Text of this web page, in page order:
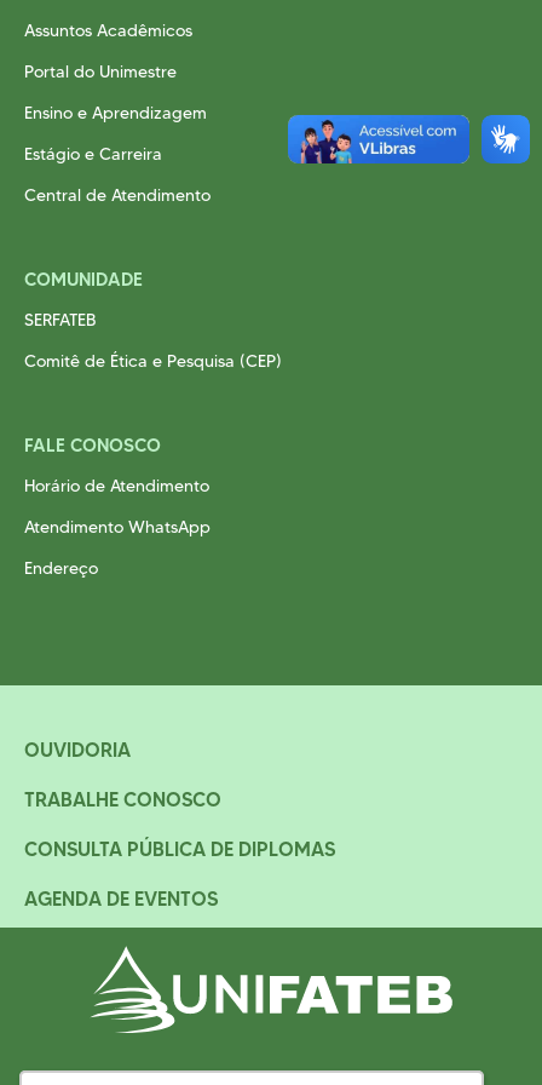
Assuntos Acadêmicos
Portal do Unimestre
Ensino e Aprendizagem
Estágio e Carreira
Central de Atendimento
COMUNIDADE
SERFATEB
Comitê de Ética e Pesquisa (CEP)
FALE CONOSCO
Horário de Atendimento
Atendimento WhatsApp
Endereço
OUVIDORIA
TRABALHE CONOSCO
CONSULTA PÚBLICA DE DIPLOMAS
AGENDA DE EVENTOS